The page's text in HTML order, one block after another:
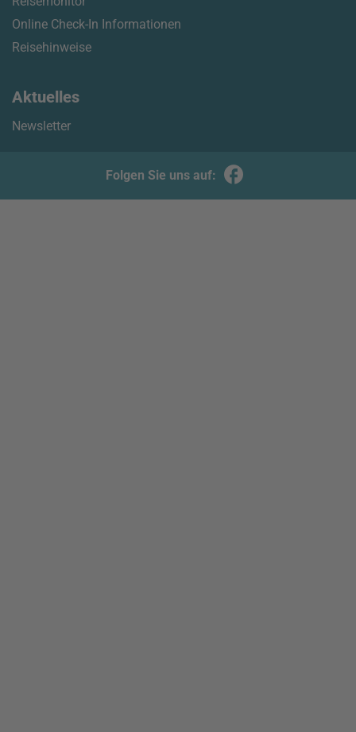
Online Check-In Informationen
Reisehinweise
Aktuelles
Newsletter
Folgen Sie uns auf: